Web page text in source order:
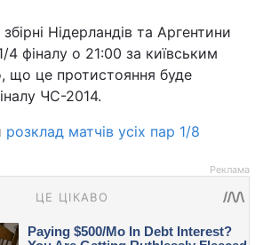
Нідерландів та Аргентини
4 фіналу о 21:00 за київським
що це протистояння буде
ЧС-2014.
розклад матчів усіх пар 1/8
Реклама